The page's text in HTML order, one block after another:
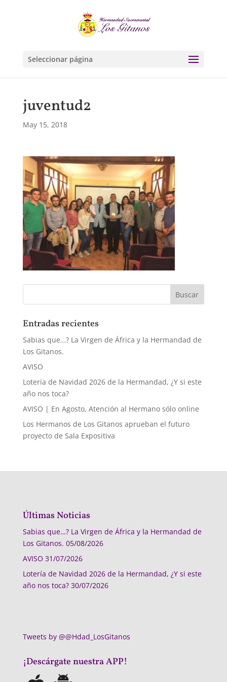
Seleccionar página
juventud2
May 15, 2018
Entradas recientes
Sabias que…? La Virgen de África y la Hermandad de
Los Gitanos.
AVISO
Lotería de Navidad 2026 de la Hermandad, ¿Y si este
año nos toca?
AVISO | En Agosto, Atención al Hermano sólo online
Los Hermanos de Los Gitanos aprueban el futuro
proyecto de Sala Expositiva
Últimas Noticias
Sabias que…? La Virgen de África y la Hermandad de
Los Gitanos. 05/08/2026
AVISO 31/07/2026
Lotería de Navidad 2026 de la Hermandad, ¿Y si este
año nos toca? 30/07/2026
Tweets by @@Hdad_LosGitanos
¡Descárgate nuestra APP!